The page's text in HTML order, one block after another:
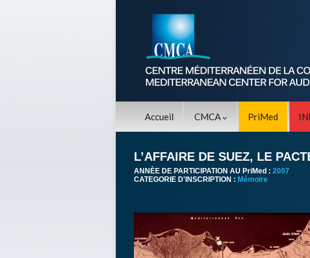
Accueil CMCA PriMed
L’AFFAIRE DE SUEZ, LE
ANNÈE DE PARTICIPATION AU PriMed : 2007
CATEGORIE D'INSCRIPTION : Mémoire